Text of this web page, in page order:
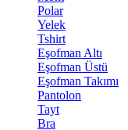
Polar
Yelek
Tshirt
Eşofman Altı
Eşofman Üstü
Eşofman Takımı
Pantolon
Tayt
Bra